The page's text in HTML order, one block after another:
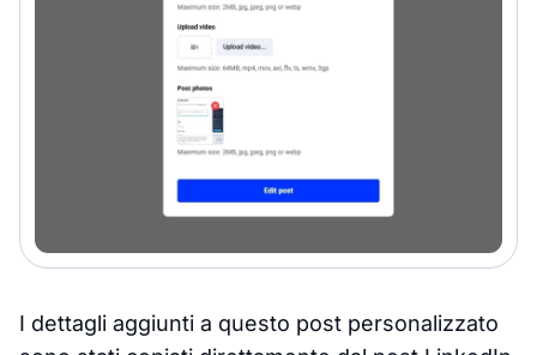
I dettagli aggiunti a questo post personalizzato